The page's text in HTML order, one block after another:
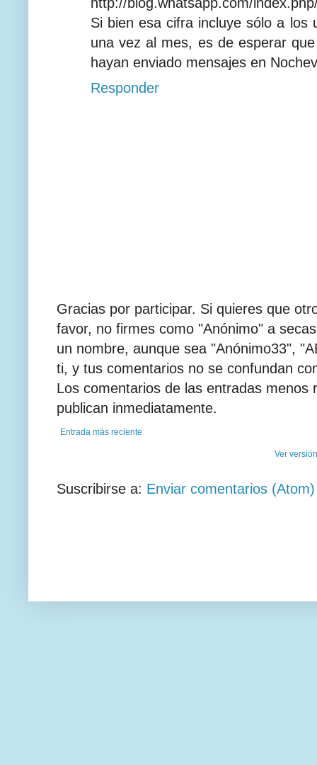
Si bien esa cifra incluye sólo a los
una vez al mes, es de esperar
hayan enviado mensajes en
Responder
Gracias por participar. Si quieres que
favor, no firmes como "Anónimo" a
un nombre, aunque sea "Anónimo33",
ti, y tus comentarios no se confundan
Los comentarios de las entradas
publican inmediatamente.
Entrada más reciente
Ver
Suscribirse a: Enviar comentarios (Atom)